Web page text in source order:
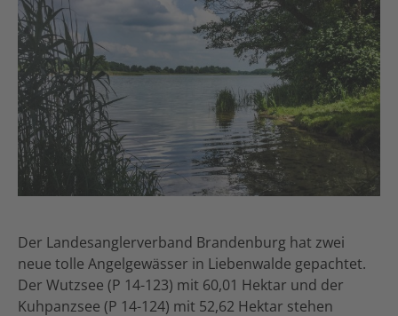
Der Landesanglerverband Brandenburg hat zwei
neue tolle Angelgewässer in Liebenwalde gepachtet.
Der Wutzsee (P 14-123) mit 60,01 Hektar und der
Kuhpanzsee (P 14-124) mit 52,62 Hektar stehen